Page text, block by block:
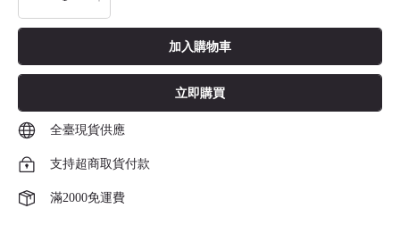
加入購物車
立即購買
全臺現貨供應
支持超商取貨付款
滿2000免運費